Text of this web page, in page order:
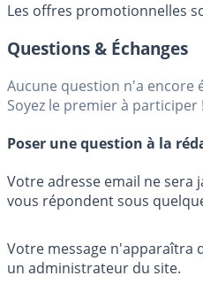
Les offres promotionnelles
Questions & Échanges
Aucune question n'a encore
Soyez le premier à participer !
Poser une question à la
Votre adresse email ne sera
vous répondent sous
Votre message n'apparaîtra
un administrateur du site.